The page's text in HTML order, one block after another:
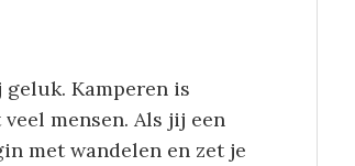
Kamperen is
mensen. Als jij een
met wandelen en zet je